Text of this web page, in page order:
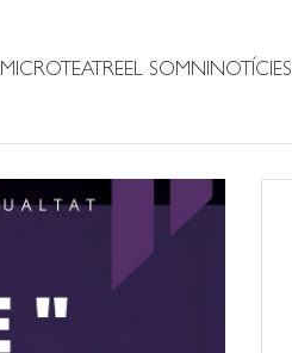
MICROTEATREEL SOMNINOTÍCIES